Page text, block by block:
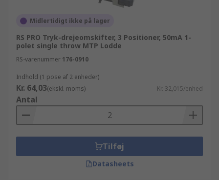
Midlertidigt ikke på lager
RS PRO Tryk-drejeomskifter, 3 Positioner, 50mA 1-
polet single throw MTP Lodde
RS-varenummer 176-0910
Indhold (1 pose af 2 enheder)
Kr. 64,03(ekskl. moms) Kr. 32,015/enhed
Antal
Tilføj
Datasheets